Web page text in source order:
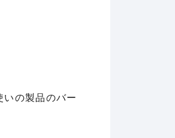
の製品のバー